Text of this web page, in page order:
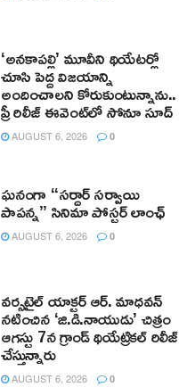
‘అనకాపల్లి’ మూవీని థియేటర్లో
చూసి పెద్ద విజయాన్ని
అందించాలని కోరుకుంటున్నాను..
ప్రీ రిలీజ్ ఈవెంట్‌లో సోనూ సూద్
AUGUST 6, 2026 0
ఘనంగా “సర్దార్ సర్వాయి
పాపన్న” సినిమా పోస్టర్ లాంఛ్
AUGUST 6, 2026 0
వర్సటైల్ యాక్టర్ ఆర్‌. మాధవన్‌
నటించిన ‘జి.డి.నాయుడు’ చిత్రం
ఆగస్టు 7న గ్రాండ్ థియేట్రికల్ రిలీజ్
చేస్తున్నారు
AUGUST 6, 2026 0